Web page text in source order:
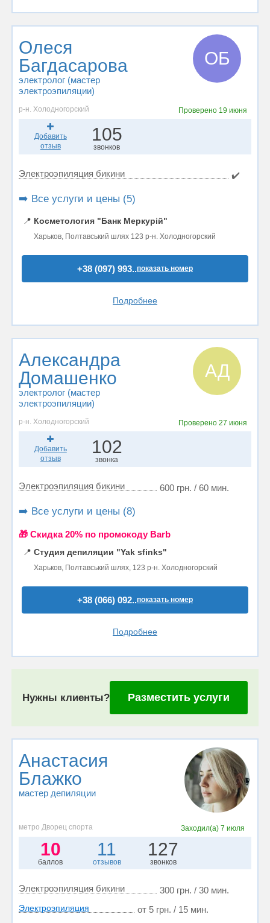
Олеся
Багдасарова
электролог (мастер
электроэпиляции)
ОБ
р-н. Холодногорский Проверено 19 июня
Добавить
отзыв
105
звонков
Электроэпиляция бикини ✔️
➡️ Все услуги и цены (5)
📍 Косметология "Банк Меркурій"
Харьков, Полтавський шлях 123 р-н. Холодногорский
+38 (097) 993..показать номер
Подробнее
Александра
Домашенко
электролог (мастер
электроэпиляции)
АД
р-н. Холодногорский Проверено 27 июня
Добавить
отзыв
102
звонка
Электроэпиляция бикини 600 грн. / 60 мин.
➡️ Все услуги и цены (8)
🎁 Cкидка 20% по промокоду Barb
📍 Студия депиляции "Yak sfinks"
Харьков, Полтавський шлях, 123 р-н. Холодногорский
+38 (066) 092..показать номер
Подробнее
Нужны клиенты? Разместить услуги
Анастасия
Блажко
мастер депиляции
метро Дворец спорта Заходил(а) 7 июля
10
баллов
11
отзывов
127
звонков
Электроэпиляция бикини 300 грн. / 30 мин.
Электроэпиляция от 5 грн. / 15 мин.